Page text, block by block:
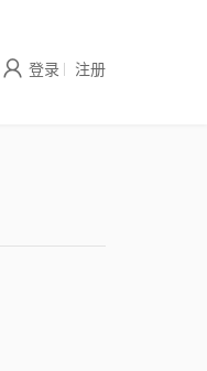
登录 | 注册